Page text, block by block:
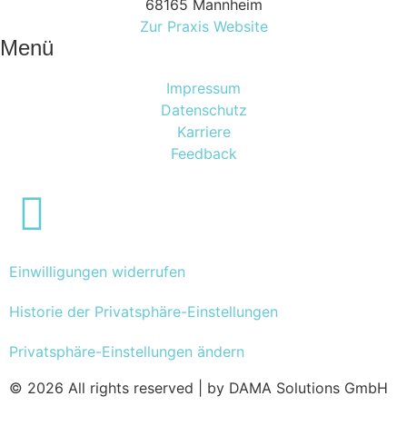
68165 Mannheim
Zur Praxis Website
Menü
Impressum
Datenschutz
Karriere
Feedback
© 2026 All rights reserved | by DAMA Solutions GmbH
Privatsphäre-Einstellungen ändern
Historie der Privatsphäre-Einstellungen
Einwilligungen widerrufen